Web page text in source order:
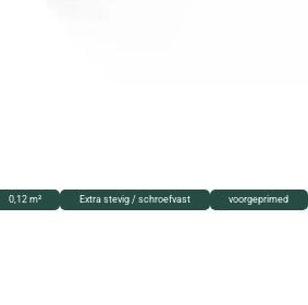
0,12 m² Extra stevig / schroefvast voorgeprimed